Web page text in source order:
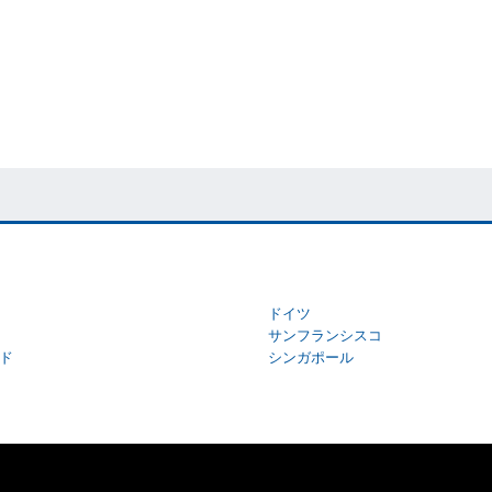
ドイツ
サンフランシスコ
シンガポール